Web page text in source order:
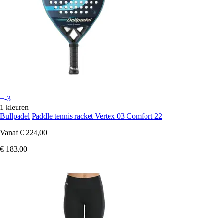
+-3
1 kleuren
Bullpadel Paddle tennis racket Vertex 03 Comfort 22
Vanaf € 224,00
€ 183,00